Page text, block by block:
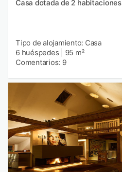
Casa dotada de 2 habitaciones
Tipo de alojamiento: Casa
6 huéspedes
95 m²
Comentarios: 9